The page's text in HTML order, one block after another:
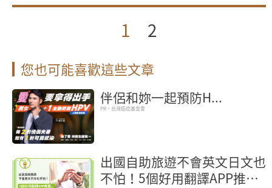
1 2
您也可能喜歡這些文章
伴侶和妳一起預防H...
PR・台灣癌症基金會
出國自助旅遊不會英文日文也
不怕！5個好用翻譯APP推